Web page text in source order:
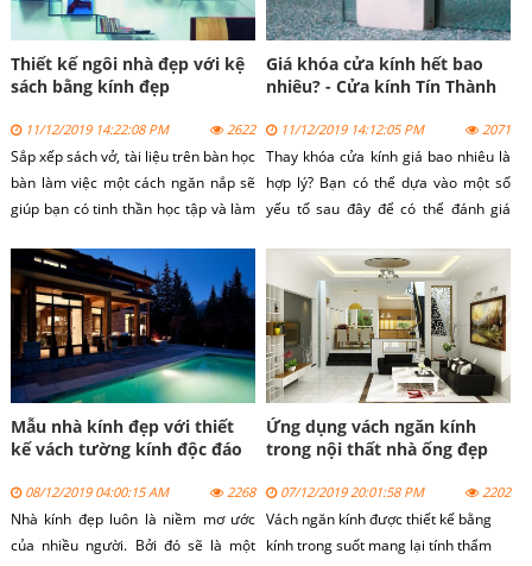
Thiết kế ngôi nhà đẹp với kệ
sách bằng kính đẹp
11/12/2019 14:22:08 PM 2622
Sắp xếp sách vở, tài liệu trên bàn học
bàn làm việc một cách ngăn nắp sẽ
giúp bạn có tinh thần học tập và làm
mọi thứ được gọn gàng không thể
không kể đến sự hỗ trợ đắc lực của
những chiếc kệ sách.
Giá khóa cửa kính hết bao
nhiêu? - Cửa kính Tín Thành
11/12/2019 14:12:05 PM 2071
Thay khóa cửa kính giá bao nhiêu là
hợp lý? Bạn có thể dựa vào một số
yếu tố sau đây để có thể đánh giá
nào. Bài viết sau đây sẽ giải đáp mọi
thắc mắc của quý khách.
Mẫu nhà kính đẹp với thiết
kế vách tường kính độc đáo
08/12/2019 04:00:15 AM 2268
Nhà kính đẹp luôn là niềm mơ ước
của nhiều người. Bởi đó sẽ là một
Ứng dụng vách ngăn kính
trong nội thất nhà ống đẹp
07/12/2019 20:01:58 PM 2202
Vách ngăn kính được thiết kế bằng
kính trong suốt mang lại tính thẩm